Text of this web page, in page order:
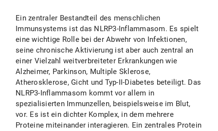
Ein zentraler Bestandteil des menschlichen
Immunsystems ist das NLRP3-Inflammasom. Es spielt
eine wichtige Rolle bei der Abwehr von Infektionen,
seine chronische Aktivierung ist aber auch zentral an
einer Vielzahl weitverbreiteter Erkrankungen wie
Alzheimer, Parkinson, Multiple Sklerose,
Atherosklerose, Gicht und Typ-II-Diabetes beteiligt. Das
NLRP3-Inflammasom kommt vor allem in
spezialisierten Immunzellen, beispielsweise im Blut,
vor. Es ist ein dichter Komplex, in dem mehrere
Proteine miteinander interagieren. Ein zentrales Protein